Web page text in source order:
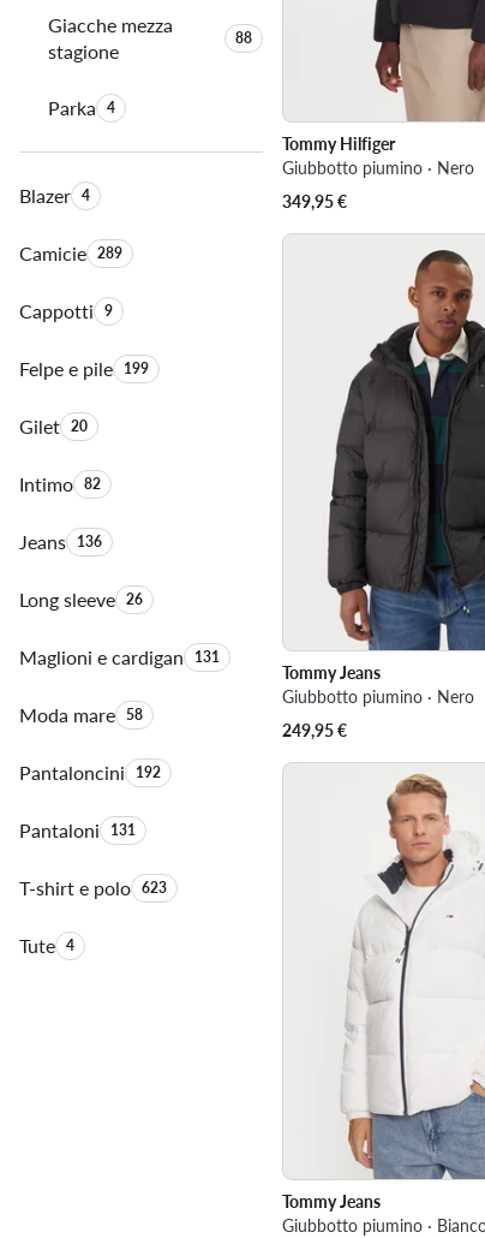
Giacche mezza
stagione
Quantità di prodotti:
88
ParkaQuantità di prodotti:
4
BlazerQuantità di prodotti:
4
CamicieQuantità di prodotti:
289
CappottiQuantità di prodotti:
9
Felpe e pileQuantità di prodotti:
199
GiletQuantità di prodotti:
20
IntimoQuantità di prodotti:
82
JeansQuantità di prodotti:
136
Long sleeveQuantità di prodotti:
26
Maglioni e cardiganQuantità di prodotti:
131
Moda mareQuantità di prodotti:
58
PantalonciniQuantità di prodotti:
192
PantaloniQuantità di prodotti:
131
T-shirt e poloQuantità di prodotti:
623
TuteQuantità di prodotti:
4
Tommy Hilfiger
Giubbotto piumino · Nero
349,95€
Tommy Jeans
Giubbotto piumino · Nero
249,95€
Tommy Jeans
Giubbotto piumino ·